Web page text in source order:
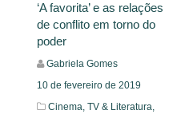
‘A favorita’ e as relações
de conflito em torno do
poder
Gabriela Gomes
10 de fevereiro de 2019
Cinema, TV & Literatura,